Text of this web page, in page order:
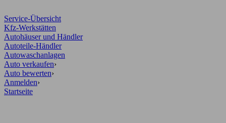
Service-Übersicht
Kfz-Werkstätten
Autohäuser und Händler
Autoteile-Händler
Autowaschanlagen
Auto verkaufen›
Auto bewerten›
Anmelden›
Startseite